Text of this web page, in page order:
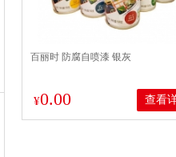
百丽时 防腐自喷漆 银灰
¥0.00 查看